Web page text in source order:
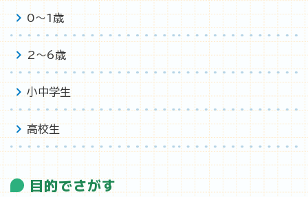
0〜1歳
2〜6歳
小中学生
高校生
目的でさがす